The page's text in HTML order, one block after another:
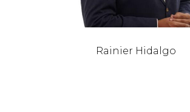
Rainier Hidalgo